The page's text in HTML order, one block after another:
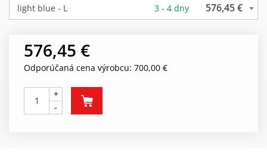
light blue - L
3 - 4 dny 576,45 €
576,45 €
Odporúčaná cena výrobcu: 700,00 €
+
-